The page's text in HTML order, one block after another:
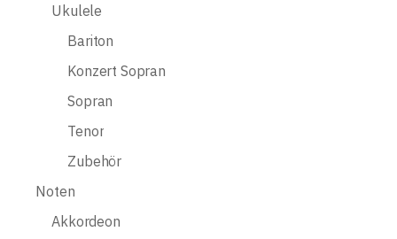
Ukulele
Bariton
Konzert Sopran
Sopran
Tenor
Zubehör
Noten
Akkordeon